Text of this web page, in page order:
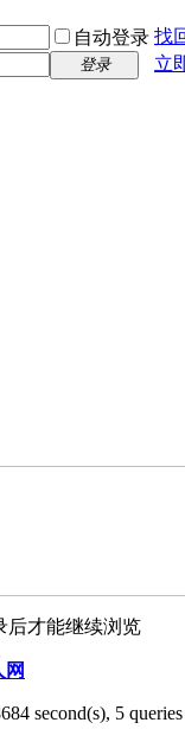
自动登录 找
登录
立
后才能继续浏览
网
second(s), 5